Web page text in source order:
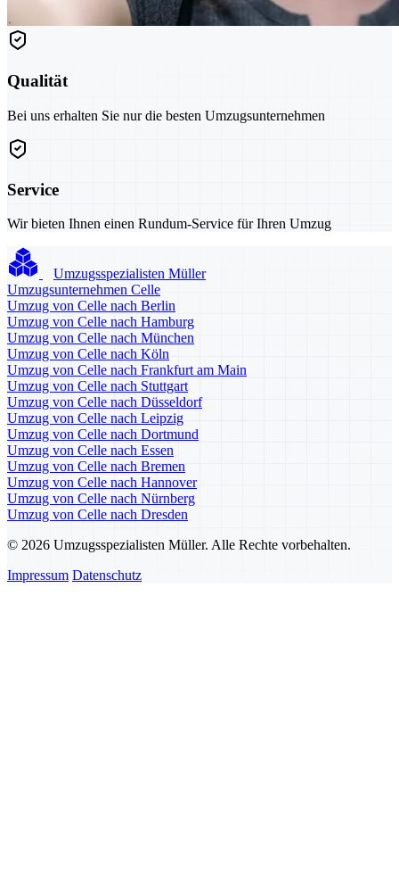
Qualität
Bei uns erhalten Sie nur die besten Umzugsunternehmen
Service
Wir bieten Ihnen einen Rundum-Service für Ihren Umzug
Umzugsspezialisten Müller
Umzugsunternehmen Celle
Umzug von Celle nach Berlin
Umzug von Celle nach Hamburg
Umzug von Celle nach München
Umzug von Celle nach Köln
Umzug von Celle nach Frankfurt am Main
Umzug von Celle nach Stuttgart
Umzug von Celle nach Düsseldorf
Umzug von Celle nach Leipzig
Umzug von Celle nach Dortmund
Umzug von Celle nach Essen
Umzug von Celle nach Bremen
Umzug von Celle nach Hannover
Umzug von Celle nach Nürnberg
Umzug von Celle nach Dresden
© 2026 Umzugsspezialisten Müller. Alle Rechte vorbehalten.
Impressum Datenschutz